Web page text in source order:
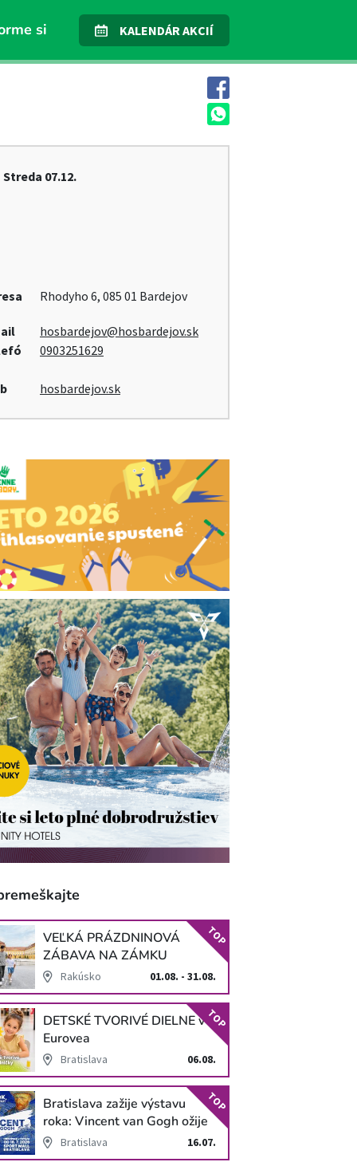
si KALENDÁR AKCIÍ
Streda 07.12.
Rhodyho 6, 085 01 Bardejov
hosbardejov@hosbardejov.sk
0903251629
hosbardejov.sk
VEĽKÁ PRÁZDNINOVÁ
ZÁBAVA NA ZÁMKU
SCHLOSS HOF
Rakúsko 01.08. - 31.08.
TOP
DETSKÉ TVORIVÉ DIELNE v
Eurovea
Bratislava 06.08.
TOP
Bratislava zažije výstavu
roka: Vincent van Gogh ožije
v unikátnej imerzívnej šou!
Bratislava 16.07.
TOP